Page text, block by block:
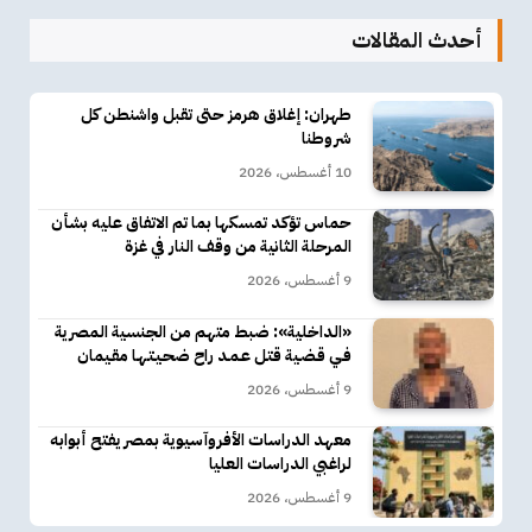
أحدث المقالات
طهران: إغلاق هرمز حتى تقبل واشنطن كل
شروطنا
10 أغسطس، 2026
حماس تؤكد تمسكها بما تم الاتفاق عليه بشأن
المرحلة الثانية من وقف النار في غزة
9 أغسطس، 2026
«الداخلية»: ضبط متهم من الجنسية المصرية
فـي قـضـية قتـل عـمـد راح ضحـيـتـهـا مقـيمان
9 أغسطس، 2026
معهد الدراسات الأفروآسيوية بمصر يفتح أبوابه
لراغبي الدراسات العليا
9 أغسطس، 2026